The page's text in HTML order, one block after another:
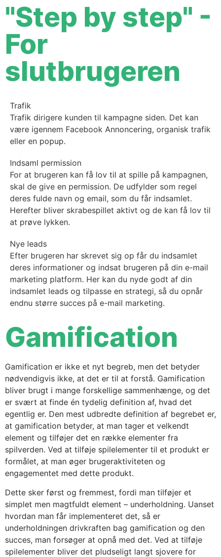
"Step by step" -
For
slutbrugeren
Trafik
Trafik dirigere kunden til kampagne siden. Det kan
være igennem Facebook Annoncering, organisk trafik
eller en popup.
Indsaml permission
For at brugeren kan få lov til at spille på kampagnen,
skal de give en permission. De udfylder som regel
deres fulde navn og email, som du får indsamlet.
Herefter bliver skrabespillet aktivt og de kan få lov til
at prøve lykken.
Nye leads
Efter brugeren har skrevet sig op får du indsamlet
deres informationer og indsat brugeren på din e-mail
marketing platform. Her kan du nyde godt af din
indsamlet leads og tilpasse en strategi, så du opnår
endnu større succes på e-mail marketing.
Gamification
Gamification er ikke et nyt begreb, men det betyder
nødvendigvis ikke, at det er til at forstå. Gamification
bliver brugt i mange forskellige sammenhænge, og det
er svært at finde én tydelig definition af, hvad det
egentlig er. Den mest udbredte definition af begrebet er,
at gamification betyder, at man tager et velkendt
element og tilføjer det en række elementer fra
spilverden. Ved at tilføje spilelementer til et produkt er
formålet, at man øger brugeraktiviteten og
engagementet med dette produkt.
Dette sker først og fremmest, fordi man tilføjer et
simplet men magtfuldt element – underholdning. Uanset
hvordan man får implementeret det, så er
underholdningen drivkraften bag gamification og den
succes, man forsøger at opnå med det. Ved at tilføje
spilelementer bliver det pludseligt langt sjovere for